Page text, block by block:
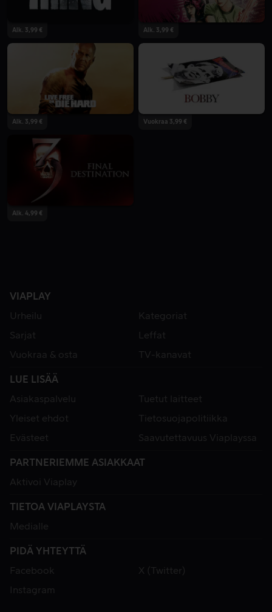
Alk. 3,99 € Alk. 3,99 €
Alk. 3,99 € Vuokraa 3,99 €
Alk. 4,99 €
VIAPLAY
Urheilu
Kategoriat
Sarjat
Leffat
Vuokraa & osta
TV-kanavat
LUE LISÄÄ
Asiakaspalvelu
Tuetut laitteet
Yleiset ehdot
Tietosuojapolitiikka
Evästeet
Saavutettavuus Viaplayssa
PARTNERIEMME ASIAKKAAT
Aktivoi Viaplay
TIETOA VIAPLAYSTA
Medialle
PIDÄ YHTEYTTÄ
Facebook
X (Twitter)
Instagram